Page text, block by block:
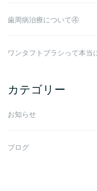
歯周病治療について④
ワンタフトブラシって本当
カテゴリー
お知らせ
ブログ